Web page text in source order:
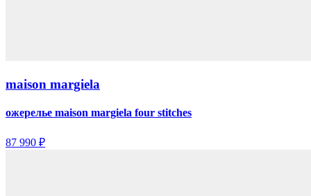
maison margiela
ожерелье maison margiela four stitches
87 990 ₽